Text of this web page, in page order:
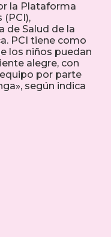
la Plataforma
(PCI),
de Salud de la
PCI tiene como
los niños puedan
alegre, con
por parte
según indica